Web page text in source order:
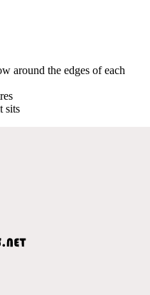
around the edges of each
sits